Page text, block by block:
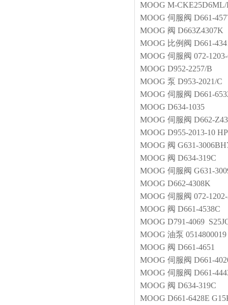
MOOG M-
MOOG 伺服阀 D661-
MOOG 阀 D663Z4307K
MOOG 比例阀 D661-
MOOG 伺服阀 072-
MOOG D952-2257/B
MOOG 泵 D953-2021/C
MOOG 伺服阀 D661-
MOOG D634-1035
MOOG 伺服阀 D662-
MOOG D955-2013-10
MOOG 阀 G631-
MOOG 阀 D634-319C
MOOG 伺服阀 G631-
MOOG D662-4308K
MOOG 伺服阀 072-
MOOG 阀 D661-4538C
MOOG D791-4069
MOOG 油泵 0514800019
MOOG 阀 D661-4651
MOOG 伺服阀 D661-
MOOG 伺服阀 D661-
MOOG 阀 D634-319C
MOOG D661-6428E